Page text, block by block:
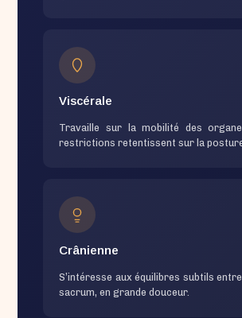
Viscérale
Travaille sur la mobilité des
restrictions retentissent sur la
Crânienne
S’intéresse aux équilibres subtils
sacrum, en grande douceur.